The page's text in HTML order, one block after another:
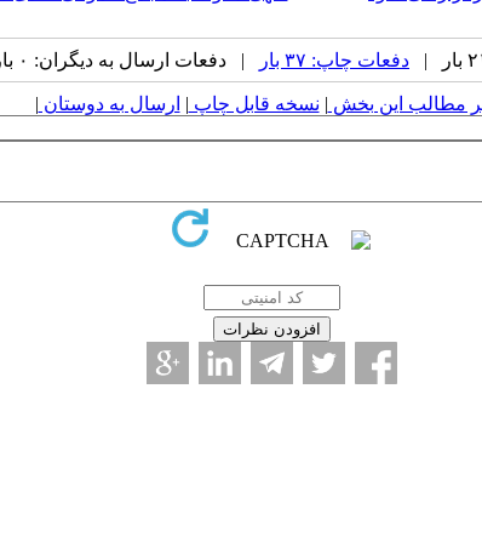
دفعات چاپ: ۳۷ بار | دفعات ارسال به دیگران: ۰ بار |
مطالب این بخش | نسخه قابل چاپ | ارسال به دوستان |